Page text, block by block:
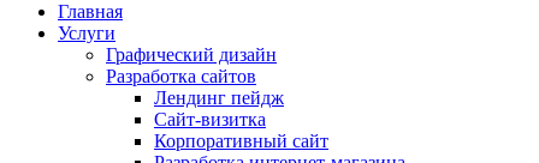
Главная
Услуги
Графический дизайн
Разработка сайтов
Лендинг пейдж
Сайт-визитка
Корпоративный сайт